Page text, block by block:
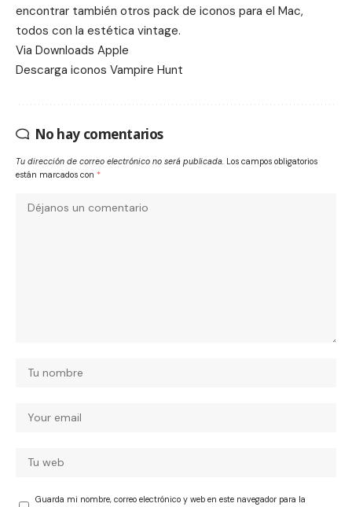
encontrar también otros pack de iconos para el Mac,
todos con la estética vintage.
Via Downloads Apple
Descarga iconos Vampire Hunt
No hay comentarios
Tu dirección de correo electrónico no será publicada. Los campos obligatorios
están marcados con *
Guarda mi nombre, correo electrónico y web en este navegador para la